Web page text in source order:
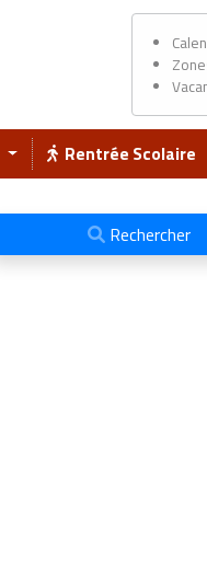
Rentrée Scolaire
Rechercher